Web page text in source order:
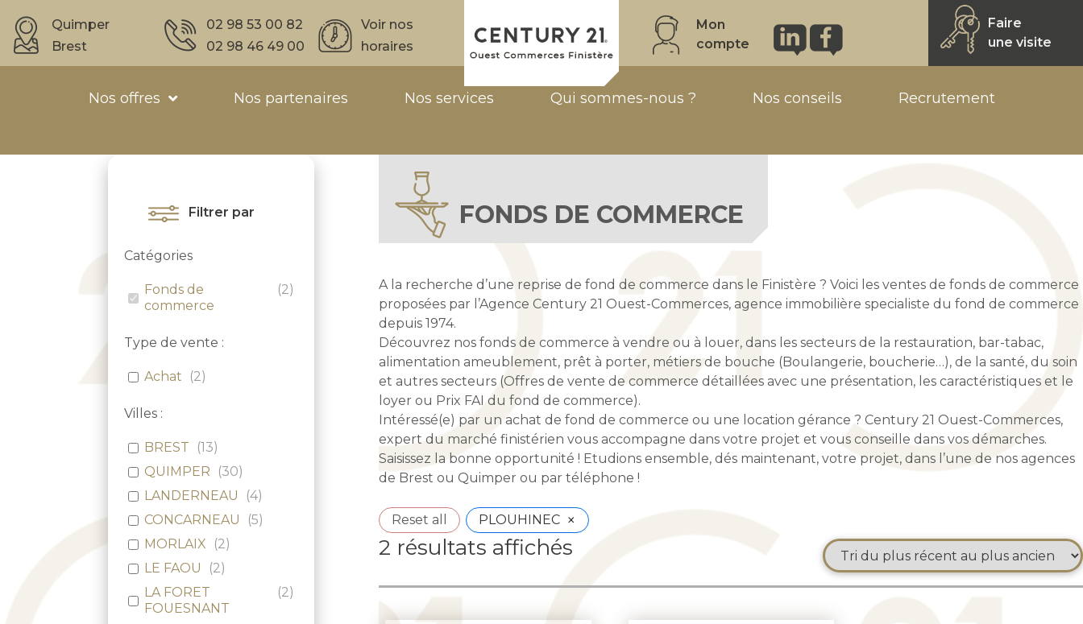
Quimper
Brest
02 98 53 00 82
02 98 46 49 00
Voir nos
horaires
Mon
compte
Faire
une visite
Nos offres Nos partenaires Nos services Qui sommes-nous ? Nos conseils Recrutement
Filtrer par
Catégories
Fonds de
commerce
(2)
Type de vente :
Achat (2)
Villes :
BREST (13)
QUIMPER
(30)
LANDERNEAU
(4)
CONCARNEAU
(5)
MORLAIX
(2)
LE FAOU
(2)
LA FORET
FOUESNANT
(2)
FONDS DE COMMERCE
A la recherche d’une reprise de fond de commerce dans le Finistère ? Voici les ventes de fonds de commerce
proposées par l’Agence Century 21 Ouest-Commerces, agence immobilière specialiste du fond de commerce
depuis 1974.
Découvrez nos fonds de commerce à vendre ou à louer, dans les secteurs de la restauration, bar-tabac,
alimentation ameublement, prêt à porter, métiers de bouche (Boulangerie, boucherie…), de la santé, du soin
et autres secteurs (Offres de vente de commerce détaillées avec une présentation, les caractéristiques et le
loyer ou Prix FAI du fond de commerce).
Intéressé(e) par un achat de fond de commerce ou une location gérance ? Century 21 Ouest-Commerces,
expert du marché finistérien vous accompagne dans votre projet et vous conseille dans vos démarches.
Saisissez la bonne opportunité ! Etudions ensemble, dés maintenant, votre projet, dans l’une de nos agences
de Brest ou Quimper ou par téléphone !
Reset all PLOUHINEC ×
2 résultats affichés